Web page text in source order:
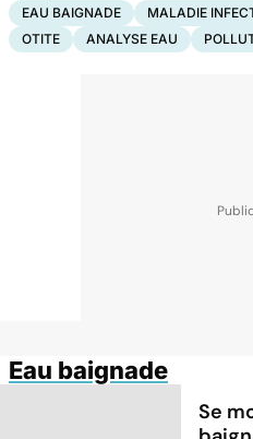
EAU BAIGNADE MALADIE
OTITE
ANALYSE EAU
Eau baignade
Se